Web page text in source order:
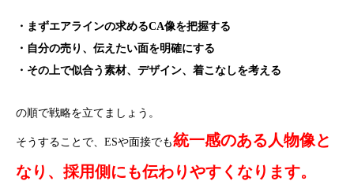
・まずエアラインの求めるCA像を把握する
・自分の売り、伝えたい面を明確にする
・その上で似合う素材、デザイン、着こなしを考える
の順で戦略を立てましょう。
そうすることで、ESや面接でも統一感のある人物像と
なり、採用側にも伝わりやすくなります。